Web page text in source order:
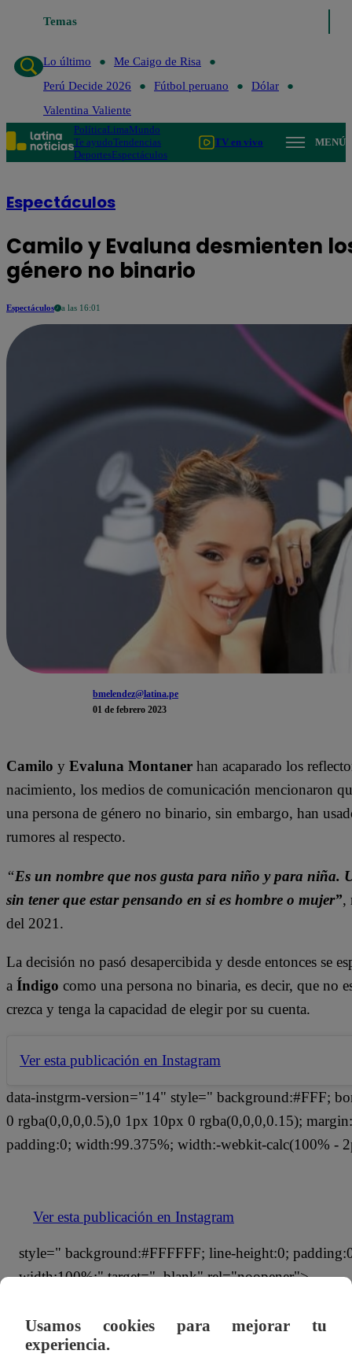
Temas
Lo último
Me Caigo de Risa
Perú Decide 2026
Fútbol peruano
Dólar
Valentina Valiente
PolíticaLimaMundo
Te ayudoTendencias
DeportesEspectáculos
TV en vivo MENÚ
Espectáculos
Camilo y Evaluna desmienten
género no binario
Espectáculos a las 16:01
bmelendez@latina.pe
01 de febrero 2023
Camilo y Evaluna Montaner han acaparado los
nacimiento, los medios de comunicación mencionaron
una persona de género no binario, sin embargo, han
rumores al respecto.
“Es un nombre que nos gusta para niño y para niña.
sin tener que estar pensando en si es hombre o mujer”,
del 2021.
La decisión no pasó desapercibida y desde entonces se
a Índigo como una persona no binaria, es decir, que no
crezca y tenga la capacidad de elegir por su cuenta.
Ver esta publicación en Instagram
data-instgrm-version="14" style=" background:#FFF;
0 rgba(0,0,0,0.5),0 1px 10px 0 rgba(0,0,0,0.15);
padding:0; width:99.375%; width:-webkit-calc(100% -
Ver esta publicación en Instagram
style=" background:#FFFFFF; line-height:0;
width:100%;" target="_blank" rel="noopener">
Usamos cookies para mejorar tu
experiencia.